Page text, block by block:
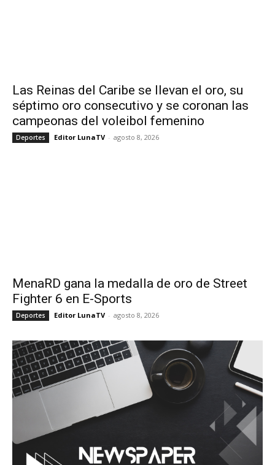
Las Reinas del Caribe se llevan el oro, su
séptimo oro consecutivo y se coronan las
campeonas del voleibol femenino
Deportes Editor LunaTV - agosto 8, 2026
MenaRD gana la medalla de oro de Street
Fighter 6 en E-Sports
Deportes Editor LunaTV - agosto 8, 2026